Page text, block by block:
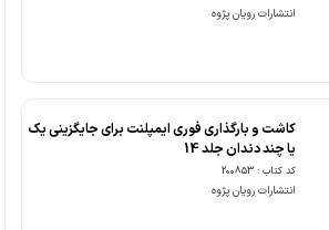
انتشارات رویان پژوه
کاشت و بارگذاری فوری ایمپلنت برای جایگزینی یک
یا چند دندان جلد 14
کد کتاب : 200853
انتشارات رویان پژوه